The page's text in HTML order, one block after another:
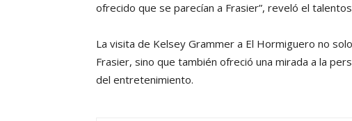
ofrecido que se parecían a Frasier”, reveló el
La visita de Kelsey Grammer a El Hormiguero no
Frasier, sino que también ofreció una mirada a la
del entretenimiento.